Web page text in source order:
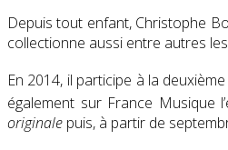
Depuis tout enfant, Christophe
collectionne aussi entre autres
En 2014, il participe à la
également sur France Musique
originale puis, à partir de